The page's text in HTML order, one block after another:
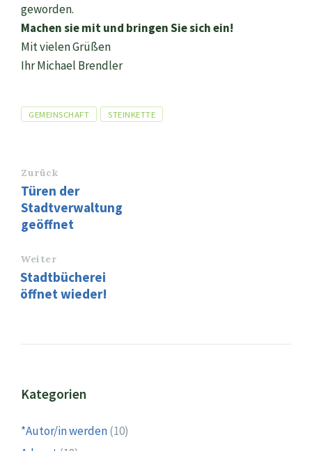
geworden.
Machen sie mit und bringen Sie sich ein!
Mit vielen Grüßen
Ihr Michael Brendler
Tags
GEMEINSCHAFT STEINKETTE
Zurück
Türen der
Stadtverwaltung
geöffnet
Weiter
Stadtbücherei
öffnet wieder!
Kategorien
*Autor/in werden(10)